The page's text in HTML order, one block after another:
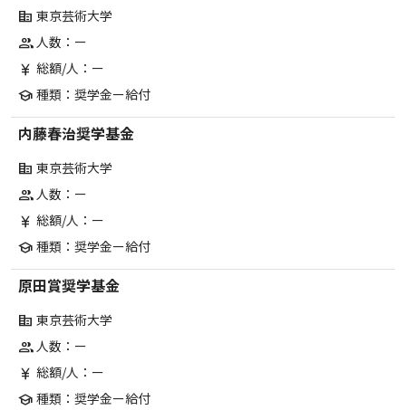
corporate_fare 東京芸術大学
group人数：ー
currency_yen 総額/人：ー
school 種類：奨学金ー給付
内藤春治奨学基金
corporate_fare 東京芸術大学
group人数：ー
currency_yen 総額/人：ー
school 種類：奨学金ー給付
原田賞奨学基金
corporate_fare 東京芸術大学
group人数：ー
currency_yen 総額/人：ー
school 種類：奨学金ー給付